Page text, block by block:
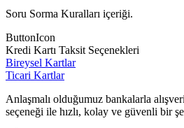
Soru Sorma Kuralları içeriği.
ButtonIcon
Kredi Kartı Taksit Seçenekleri
Bireysel Kartlar
Ticari Kartlar
Anlaşmalı olduğumuz bankalarla
seçeneği ile hızlı, kolay ve güvenli bir